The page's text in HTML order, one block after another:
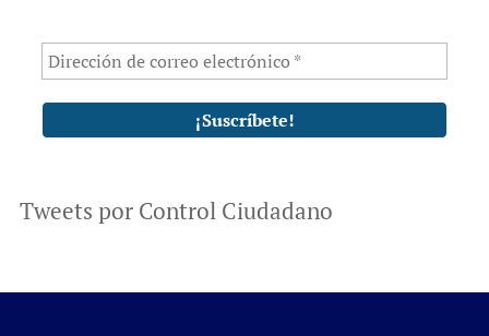
Tweets por Control Ciudadano